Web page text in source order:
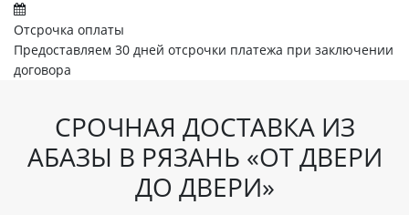
Отсрочка оплаты
Предоставляем 30 дней отсрочки платежа при заключении
договора
СРОЧНАЯ ДОСТАВКА ИЗ
АБАЗЫ В РЯЗАНЬ «ОТ ДВЕРИ
ДО ДВЕРИ»